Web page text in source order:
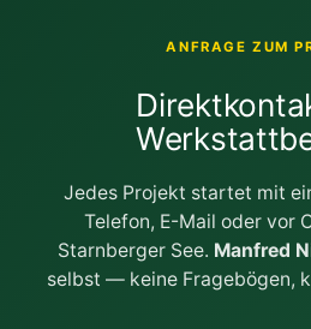
ANFRAGE ZUM
Jedes Projekt startet mit
Telefon, E-Mail oder vor
Starnberger See. Manfred
selbst — keine Fragebögen,